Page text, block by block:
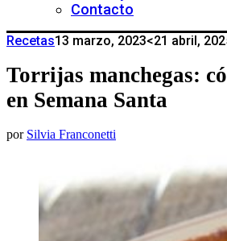
Contacto
Recetas13 marzo, 2023<21 abril,
Torrijas manchegas:
en Semana Santa
por Silvia Franconetti